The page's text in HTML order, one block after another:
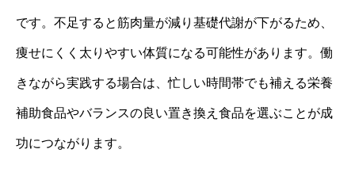
です。不足すると筋肉量が減り基礎代謝が下がるため、
痩せにくく太りやすい体質になる可能性があります。働
きながら実践する場合は、忙しい時間帯でも補える栄養
補助食品やバランスの良い置き換え食品を選ぶことが成
功につながります。